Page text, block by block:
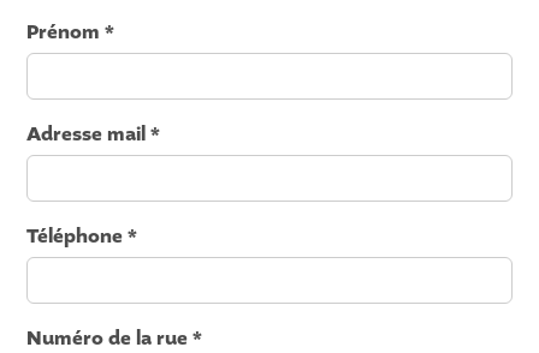
Prénom *
Adresse mail *
Téléphone *
Numéro de la rue *